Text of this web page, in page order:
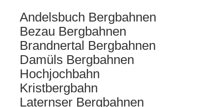
Andelsbuch Bergbahnen
Bezau Bergbahnen
Brandnertal Bergbahnen
Damüls Bergbahnen
Hochjochbahn
Kristbergbahn
Laternser Bergbahnen